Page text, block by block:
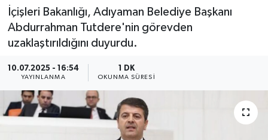
İçişleri Bakanlığı, Adıyaman Belediye Başkanı
Abdurrahman Tutdere'nin görevden
uzaklaştırıldığını duyurdu.
10.07.2025 - 16:54
YAYINLANMA
1 DK
OKUNMA SÜRESI